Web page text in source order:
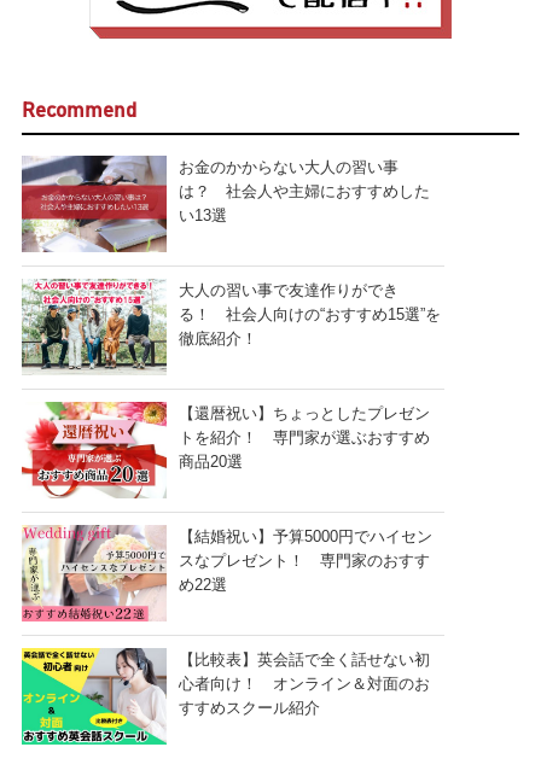
Recommend
お金のかからない大人の習い事
は？ 社会人や主婦におすすめした
い13選
大人の習い事で友達作りができ
る！ 社会人向けの“おすすめ15選”を
徹底紹介！
【還暦祝い】ちょっとしたプレゼン
トを紹介！ 専門家が選ぶおすすめ
商品20選
【結婚祝い】予算5000円でハイセン
スなプレゼント！ 専門家のおすす
め22選
【比較表】英会話で全く話せない初
心者向け！ オンライン＆対面のお
すすめスクール紹介